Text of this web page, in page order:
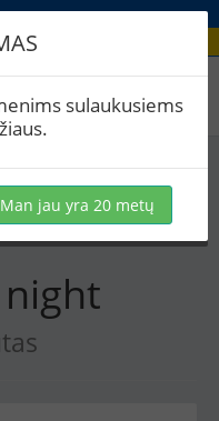
sulaukusiems
Man jau yra 20 metų